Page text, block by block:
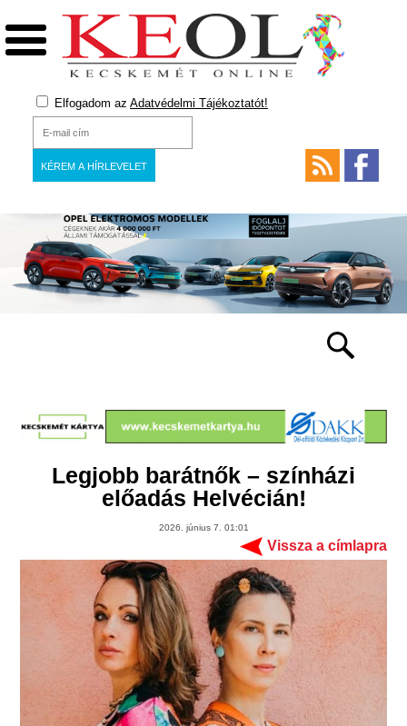
Elfogadom az Adatvédelmi Tájékoztatót!
Legjobb barátnők – színházi
előadás Helvécián!
2026. június 7. 01:01
Vissza a címlapra